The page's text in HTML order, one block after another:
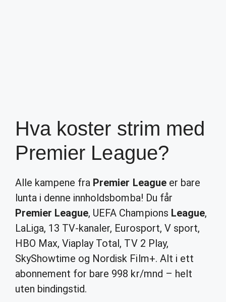
Hva koster strim med
Premier League?
Alle kampene fra Premier Leagueer bare
lunta i denne innholdsbomba! Du får
Premier League, UEFA Champions League,
LaLiga, 13 TV-kanaler, Eurosport, V sport,
HBO Max, Viaplay Total, TV 2 Play,
SkyShowtime og Nordisk Film+. Alt i ett
abonnement for bare 998 kr/mnd – helt
uten bindingstid.